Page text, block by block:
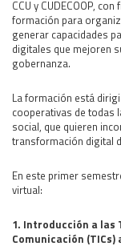
Programas Centrales
REGIONAL LITORAL
Revista Dinámica
PUBLICACIONES
ENLACES
CCU y CUDECOOP,
formación para
generar capacidades
digitales que mejoren
gobernanza.
La formación está
cooperativas de todas
social, que quieren
transformación digital
En este primer
virtual:
1. Introducción a las
Comunicación